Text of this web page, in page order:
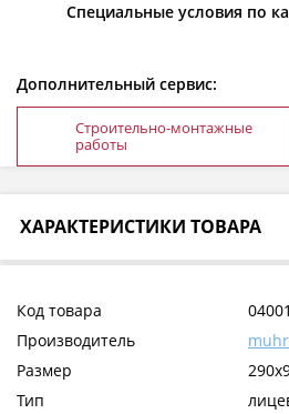
Специальные условия по
Дополнительный сервис:
Строительно-монтажные
работы
ХАРАКТЕРИСТИКИ ТОВАРА
Код товара
Производитель
Размер
Тип